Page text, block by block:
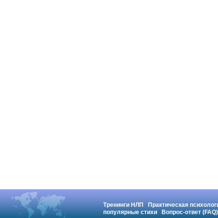
Тренинги НЛП
Практическая
популярные стихи
Вопрос-ответ (FAQ)